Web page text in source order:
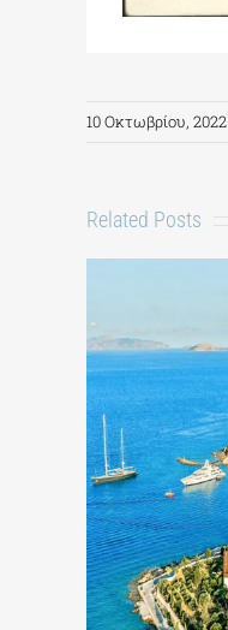
10 Οκτωβρίου, 2022
Related Posts